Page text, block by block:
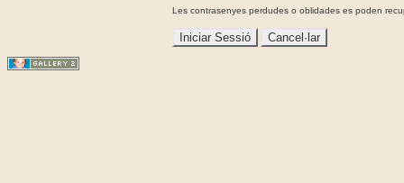
Les contrasenyes perdudes o oblidades es poden